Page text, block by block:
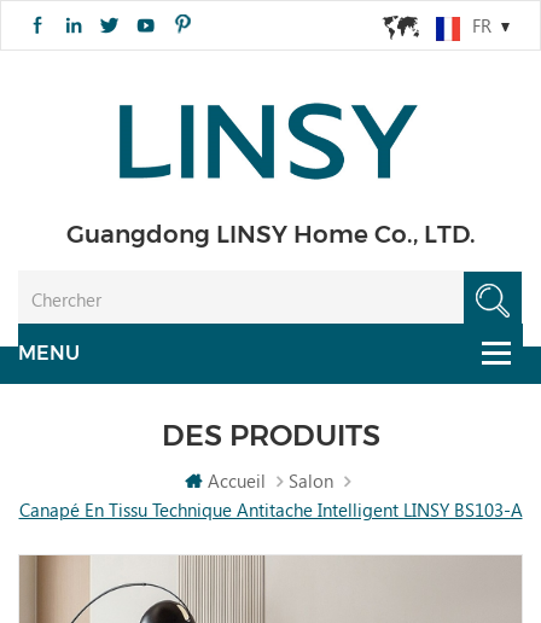
FR
Guangdong LINSY Home Co., LTD.
DES PRODUITS
Accueil
Salon
Canapé En Tissu Technique Antitache Intelligent LINSY BS103-A